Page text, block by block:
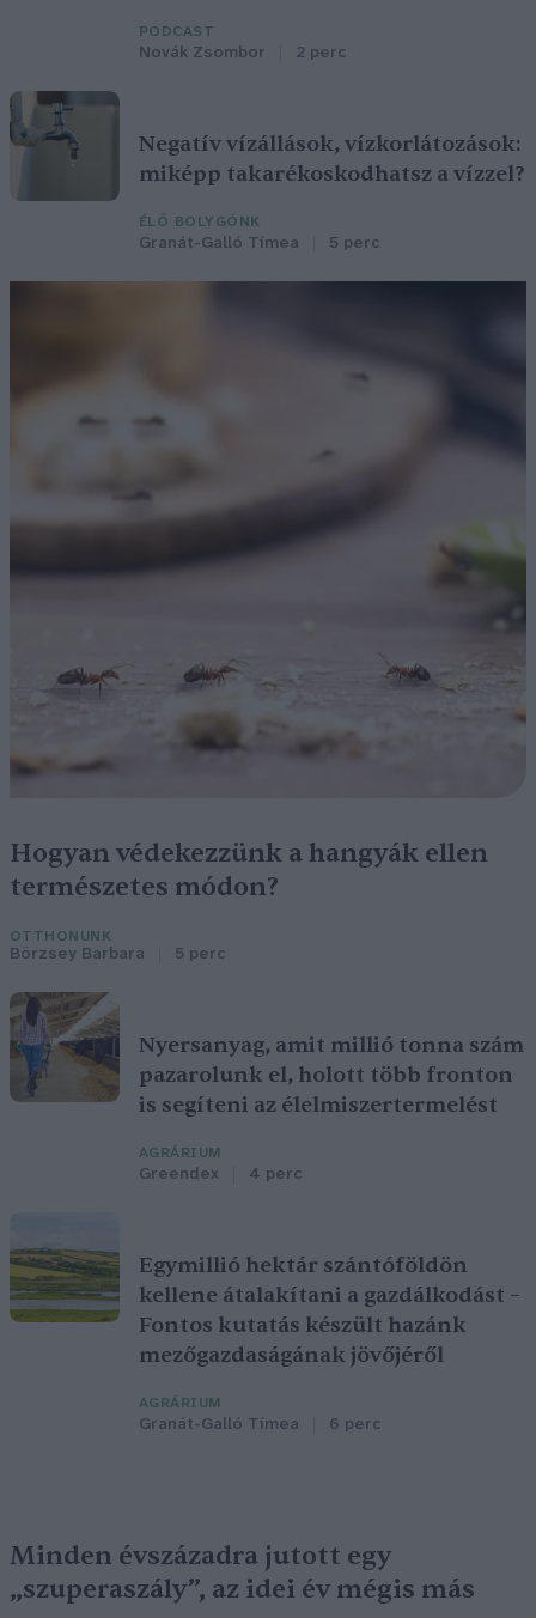
PODCAST
Novák Zsombor 2 perc
Negatív vízállások, vízkorlátozások:
miképp takarékoskodhatsz a vízzel?
ÉLŐ BOLYGÓNK
Granát-Galló Tímea 5 perc
Hogyan védekezzünk a hangyák ellen
természetes módon?
OTTHONUNK
Börzsey Barbara 5 perc
Nyersanyag, amit millió tonna szám
pazarolunk el, holott több fronton
is segíteni az élelmiszertermelést
AGRÁRIUM
Greendex 4 perc
Egymillió hektár szántóföldön
kellene átalakítani a gazdálkodást –
Fontos kutatás készült hazánk
mezőgazdaságának jövőjéről
AGRÁRIUM
Granát-Galló Tímea 6 perc
Minden évszázadra jutott egy
„szuperaszály”, az idei év mégis más